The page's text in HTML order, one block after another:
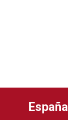
España